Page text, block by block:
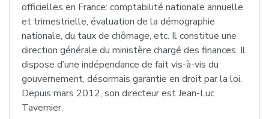
officielles en France: comptabilité nationale annuelle
et trimestrielle, évaluation de la démographie
nationale, du taux de chômage, etc. Il constitue une
direction générale du ministère chargé des finances. Il
dispose d’une indépendance de fait vis-à-vis du
gouvernement, désormais garantie en droit par la loi.
Depuis mars 2012, son directeur est Jean-Luc
Tavernier.